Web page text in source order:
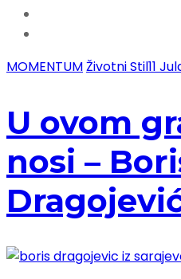
MOMENTUMŽivotni Stil11
U ovom
nosi –